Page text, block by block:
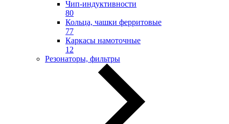
Чип-индуктивности
80
Кольца, чашки ферритовые
77
Каркасы намоточные
12
Резонаторы, фильтры